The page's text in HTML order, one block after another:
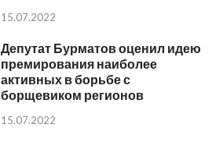
15.07.2022
Депутат Бурматов оценил идею
премирования наиболее
активных в борьбе с
борщевиком регионов
15.07.2022